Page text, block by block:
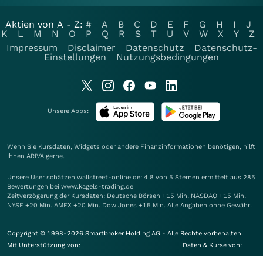
Aktien von A - Z: # A B C D E F G H I
J
K
L M N O P Q R S T U V W X Y
Z
Impressum
Disclaimer Datenschutz
Datenschutz-
Einstellungen
Nutzungsbedingungen
Unsere Apps:
Wenn Sie Kursdaten, Widgets oder andere Finanzinformationen benötigen, hilft
Ihnen ARIVA gerne.
Unsere User schätzen wallstreet-online.de: 4.8 von 5 Sternen ermittelt aus 285
Bewertungen bei www.kagels-trading.de
Zeitverzögerung der Kursdaten: Deutsche Börsen +15 Min. NASDAQ +15 Min.
NYSE +20 Min. AMEX +20 Min. Dow Jones +15 Min. Alle Angaben ohne Gewähr.
Copyright © 1998-2026 Smartbroker Holding AG - Alle Rechte vorbehalten.
Mit Unterstützung von:
Daten & Kurse von: